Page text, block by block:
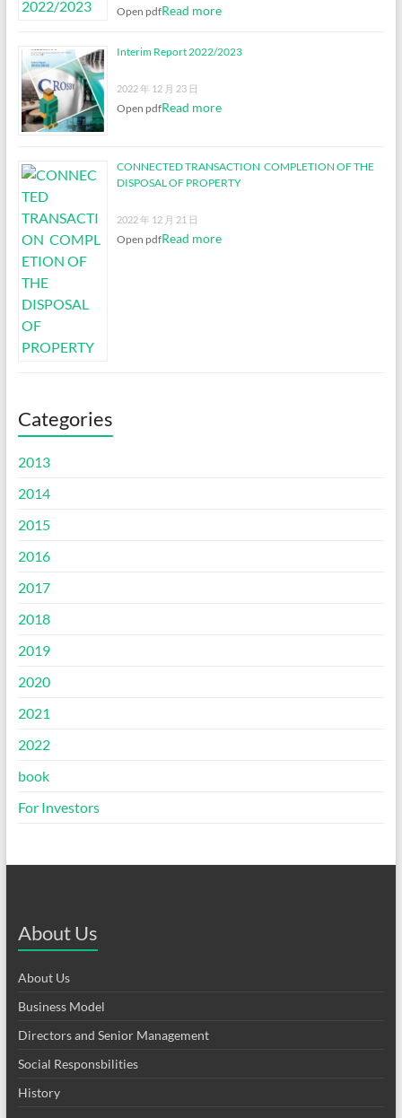
Open pdfRead more
Interim Report 2022/2023
2022 年 12 月 23 日
Open pdfRead more
CONNECTED TRANSACTION COMPLETION OF THE
DISPOSAL OF PROPERTY
2022 年 12 月 21 日
Open pdfRead more
Categories
2013
2014
2015
2016
2017
2018
2019
2020
2021
2022
book
For Investors
About Us
About Us
Business Model
Directors and Senior Management
Social Responsbilities
History